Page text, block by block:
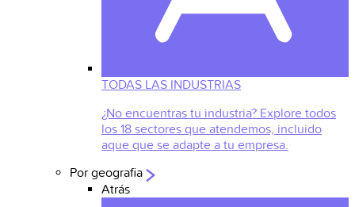
TODAS LAS INDUSTRIAS
¿No encuentras tu industria? Explore todos
los 18 sectores que atendemos, incluido
aque que se adapte a tu empresa.
Por geografia
Atrás